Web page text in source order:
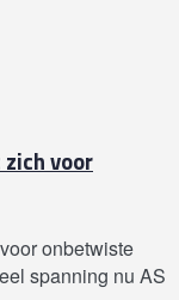
voor
onbetwiste
spanning nu AS